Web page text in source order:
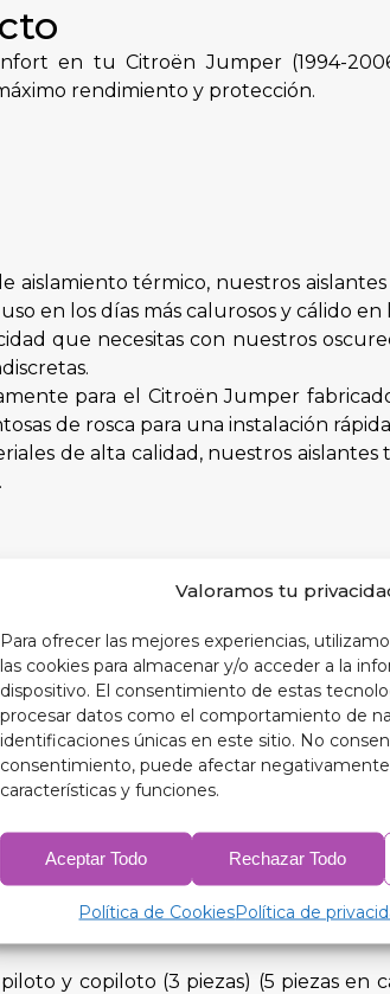
Valoramos tu
Para ofrecer las mejores experiencias,
las cookies para almacenar y/o acceder a la
dispositivo. El consentimiento de estas
procesar datos como el comportamiento de
identificaciones únicas en este sitio. No
consentimiento, puede afectar
características y funciones.
Aceptar Todo Rechazar Todo
Política de CookiesPolítica de
en tu Citroën Jumper (1994-
rendimiento y protección.
aislamiento térmico, nuestros
en los días más calurosos y cálido en
que necesitas con nuestros
para el Citroën Jumper
de rosca para una instalación
de alta calidad, nuestros
para proteger el interior de tu
una temperatura interior más
de manera más eficiente, lo que
prácticos, nuestros aislantes
con nuestros aislantes térmicos
en todas las estaciones.
y copiloto (3 piezas) (5 piezas